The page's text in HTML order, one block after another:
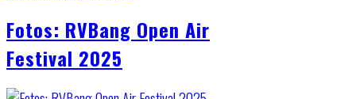
Fotos: RVBang Open Air
Festival 2025